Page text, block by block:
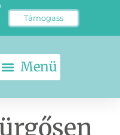
Támogass